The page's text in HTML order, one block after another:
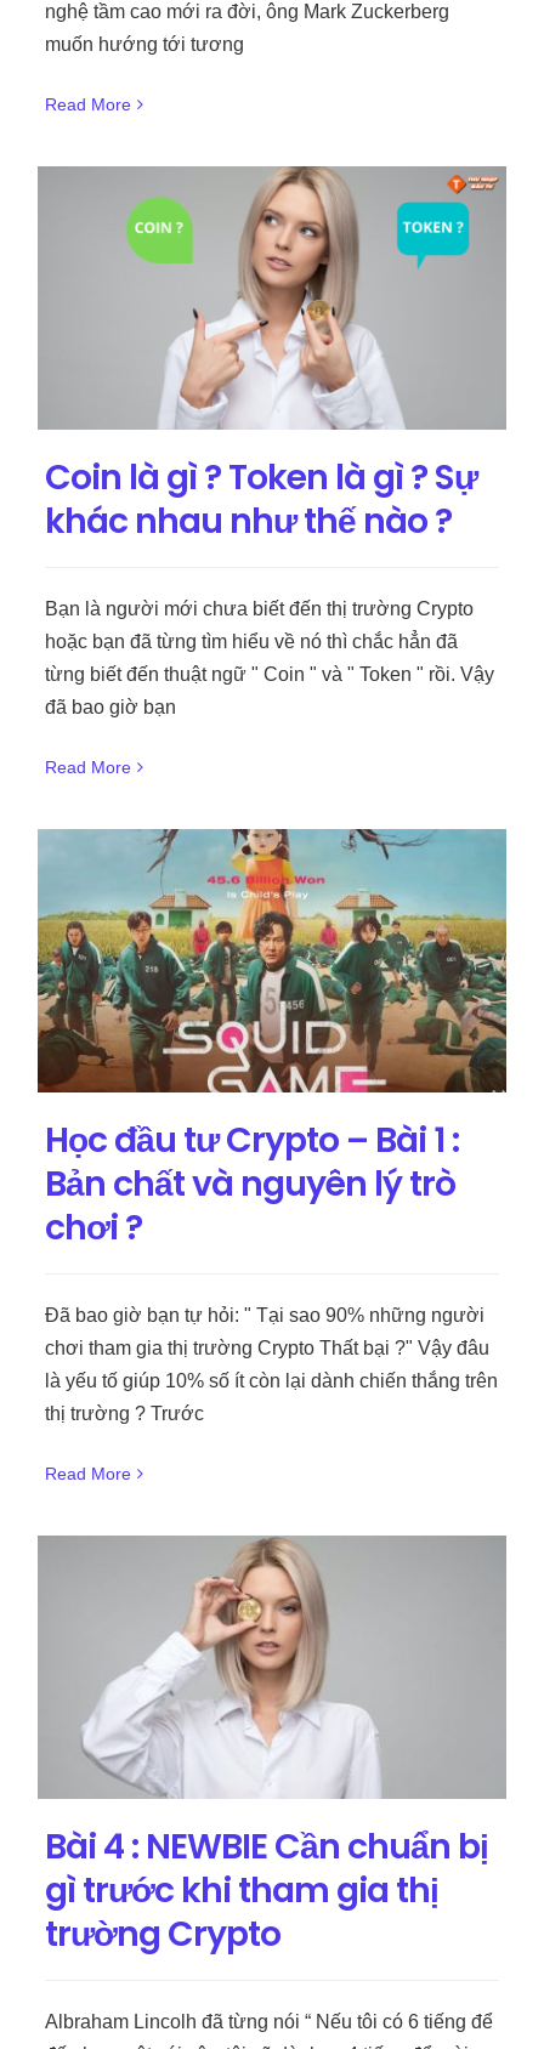
nghệ tầm cao mới ra đời, ông Mark Zuckerberg
muốn hướng tới tương
Read More
Coin là gì ? Token là gì ? Sự
khác nhau như thế nào ?
Bạn là người mới chưa biết đến thị trường Crypto
hoặc bạn đã từng tìm hiểu về nó thì chắc hẳn đã
từng biết đến thuật ngữ " Coin " và " Token " rồi. Vậy
đã bao giờ bạn
Read More
Học đầu tư Crypto – Bài 1 :
Bản chất và nguyên lý trò
chơi ?
Đã bao giờ bạn tự hỏi: " Tại sao 90% những người
chơi tham gia thị trường Crypto Thất bại ?" Vậy đâu
là yếu tố giúp 10% số ít còn lại dành chiến thắng trên
thị trường ? Trước
Read More
Bài 4 : NEWBIE Cần chuẩn bị
gì trước khi tham gia thị
trường Crypto
Albraham Lincolh đã từng nói “ Nếu tôi có 6 tiếng để